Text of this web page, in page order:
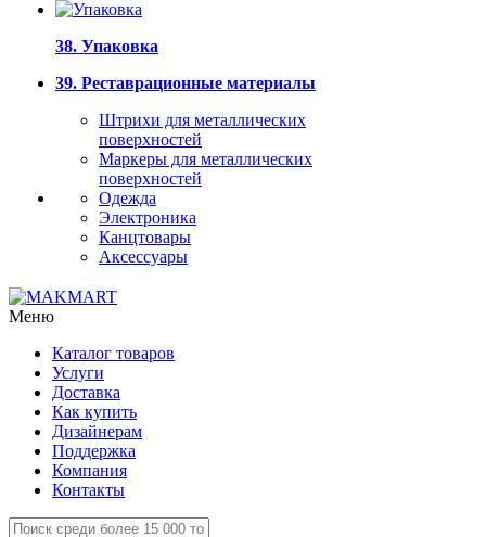
38. Упаковка
39. Реставрационные материалы
Штрихи для металлических
поверхностей
Маркеры для металлических
поверхностей
Одежда
Электроника
Канцтовары
Аксессуары
Меню
Каталог товаров
Услуги
Доставка
Как купить
Дизайнерам
Поддержка
Компания
Контакты